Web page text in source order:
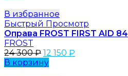
В избранное
Быстрый Просмотр
Оправа FROST FIRST AID 84
FROST
24 300₽ 12 150 ₽
В корзину